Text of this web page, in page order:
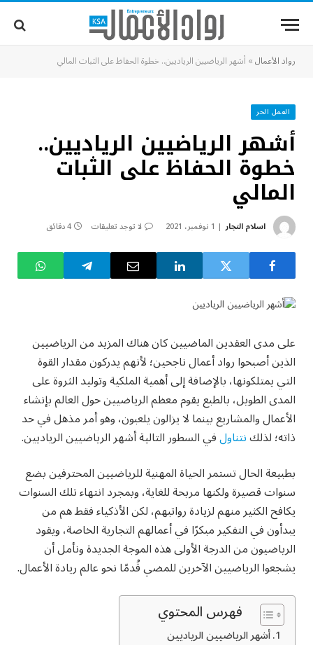
رواد الأعمال» أشهر الرياضيين الرياديين.. خطوة الحفاظ على الثبات المالي
العمل الحر
أشهر الرياضيين الرياديين..
خطوة الحفاظ على الثبات
المالي
اسلام النجار 1 نوفمبر، 2021 لا توجد تعليقات 4 دقائق
على مدى العقدين الماضيين كان هناك المزيد من الرياضيين
الذين أصبحوا رواد أعمال ناجحين؛ لأنهم يدركون مقدار القوة
التي يمتلكونها، بالإضافة إلى أهمية الملكية وتوليد الثروة على
المدى الطويل، بالطبع يقوم معظم الرياضيين حول العالم بإنشاء
الأعمال والمشاريع بينما لا يزالون يلعبون، وهو أمر مذهل في حد
ذاته؛ لذلكنتناولفي السطور التالية أشهر الرياضيين الرياديين.
بطبيعة الحال تستمر الحياة المهنية للرياضيين المحترفين بضع
سنوات قصيرة ولكنها مربحة للغاية، وبمجرد انتهاء تلك السنوات
يكافح الكثير منهم لزيادة رواتبهم، لكن الأذكياء فقط هم من
يبدأون في التفكير مبكرًا في أعمالهم التجارية الخاصة، ويقود
الرياضيون من الدرجة الأولى هذه الموجة الجديدة ونأمل أن
يشجعوا الرياضيين الآخرين للمضي قُدمًا نحو عالم ريادة الأعمال.
فهرس المحتوي
أشهر الرياضيين الرياديين